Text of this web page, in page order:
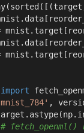
import
,
# fetch_openml()